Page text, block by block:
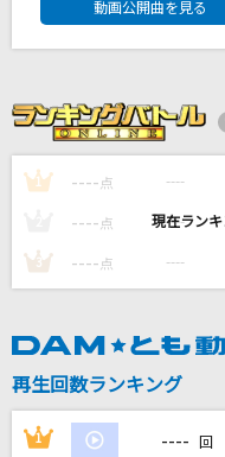
奏(かなで)
W/X/Y
マトリョシカ
ハチ feat.初音ミク・GUMI
動画公開曲を見る
1 ---- 点 ----
---- 点 ----
3 ---- 点 ----
再生回数ランキング
1 ---- 回